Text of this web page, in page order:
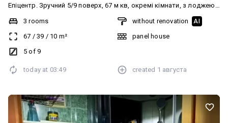
Епіцентр. Зручний 5/9 поверх, 67 м кв, окремі кімнати, з лоджею.
Гарний житловий стан, частково МПВ. Продаж з меблями та
🔥 Поруч вся інфраструктура масиву: Терра, Епіцентр, магазини,
школа садочок, зупинка транспорту, поліклініка, базар. Вартість
3 rooms
67 / 39 / 10 m²
5 of 9
without renovation AI
panel house
today at 03:49 created 1 августа